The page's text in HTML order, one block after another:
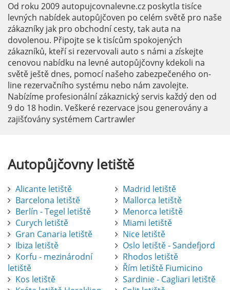
Od roku 2009 autopujcovnalevne.cz poskytla tisíce
levných nabídek autopůjčoven po celém světě pro naše
zákazníky jak pro obchodní cesty, tak auta na
dovolenou. Připojte se k tisícům spokojených
zákazníků, kteří si rezervovali auto s námi a získejte
cenovou nabídku na levné autopůjčovny kdekoli na
světě ještě dnes, pomocí našeho zabezpečeného on-
line rezervačního systému nebo nám zavolejte.
Nabízíme profesionální zákaznický servis každý den od
9 do 18 hodin. Veškeré rezervace jsou generovány a
zajišťovány systémem Cartrawler
Autopůjčovnyletiště
Alicante letiště
Barcelona letiště
Berlín - Tegel letiště
Curych letiště
Gran Canaria letiště
Ibiza letiště
Korfu - mezinárodní
letiště
Kos letiště
Madrid letiště
Mallorca letiště
Menorca letiště
Miami letiště
Nice letiště
Oslo letiště - Sandefjord
Rhodos letiště
Řím letiště Fiumicino
Sardinie - Cagliari letiště